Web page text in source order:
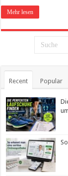
Mehr lesen
Recent Popular